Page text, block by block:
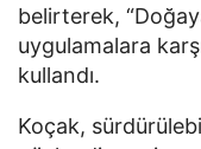
belirterek,
uygulamalara
kullandı.
Koçak,